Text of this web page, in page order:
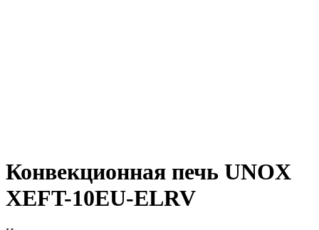
Конвекционная печь UNOX
XEFT-10EU-ELRV